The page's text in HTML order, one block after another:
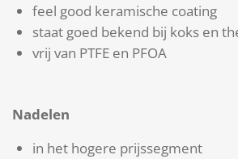
feel good keramische coating
staat goed bekend bij koks en
vrij van PTFE en PFOA
Nadelen
in het hogere prijssegment